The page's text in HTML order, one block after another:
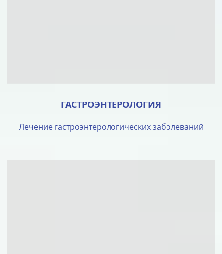
ГАСТРОЭНТЕРОЛОГИЯ
Лечение гастроэнтерологических заболеваний